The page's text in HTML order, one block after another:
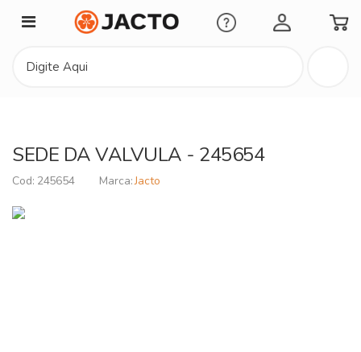
Minha Conta
SEDE DA VALVULA - 245654
245654 Jacto